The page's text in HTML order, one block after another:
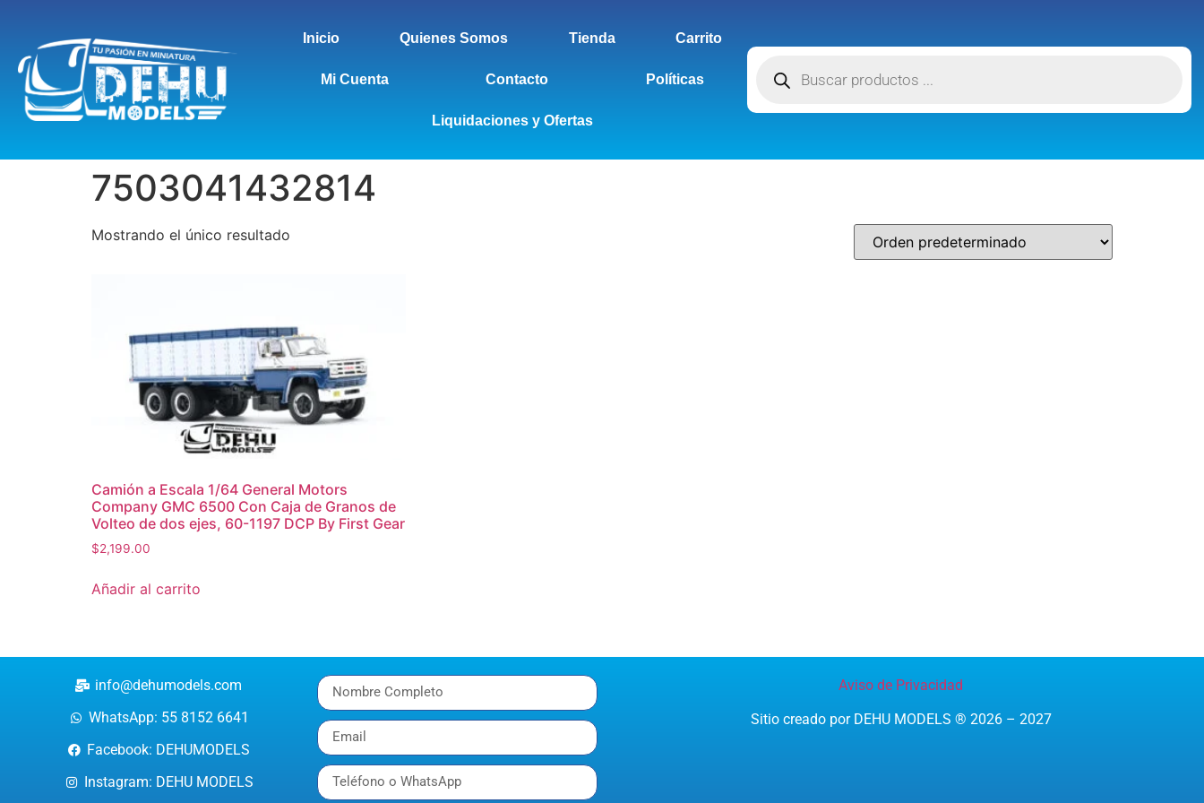
Inicio Quienes Somos Tienda Carrito
Mi Cuenta Contacto Políticas
Liquidaciones y Ofertas
7503041432814
Mostrando el único resultado
Camión a Escala 1/64 General Motors
Company GMC 6500 Con Caja de Granos de
Volteo de dos ejes, 60-1197 DCP By First Gear
$2,199.00
Añadir al carrito
info@dehumodels.com
WhatsApp: 55 8152 6641
Facebook: DEHUMODELS
Instagram: DEHU MODELS
Aviso de Privacidad
Sitio creado por DEHU MODELS ® 2026 – 2027